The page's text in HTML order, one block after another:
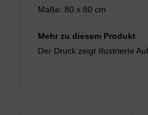
Maße: 80 x 80 cm
Mehr zu diesem Produkt
Der Druck zeigt illustrierte